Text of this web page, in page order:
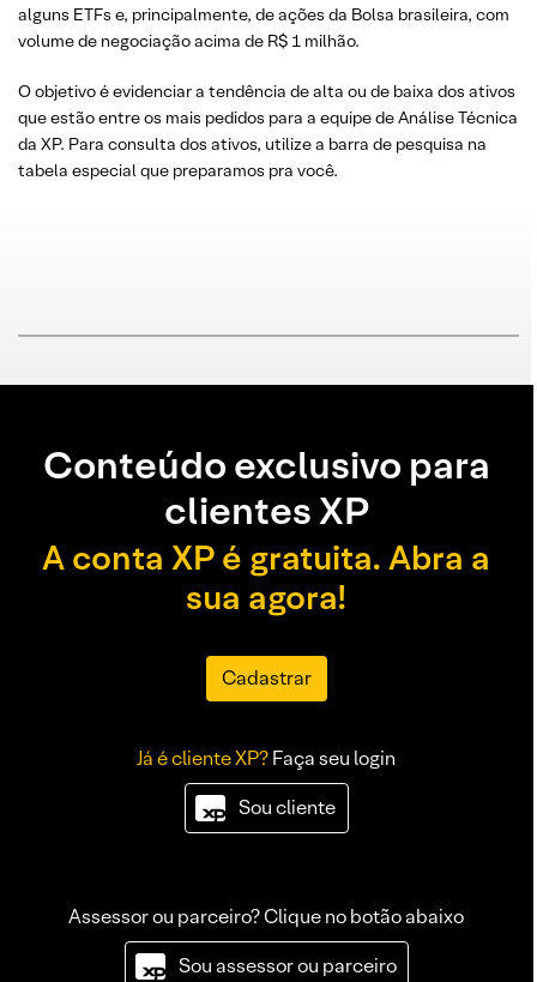
alguns ETFs e, principalmente, de ações da Bolsa brasileira, com
volume de negociação acima de R$ 1 milhão.
O objetivo é evidenciar a tendência de alta ou de baixa dos ativos
que estão entre os mais pedidos para a equipe de Análise Técnica
da XP. Para consulta dos ativos, utilize a barra de pesquisa na
tabela especial que preparamos pra você.
Conteúdo exclusivo para
clientes XP
A conta XP é gratuita. Abra a
sua agora!
Cadastrar
Já é cliente XP?Faça seu login
Sou cliente
Assessor ou parceiro? Clique no botão abaixo
Sou assessor ou parceiro